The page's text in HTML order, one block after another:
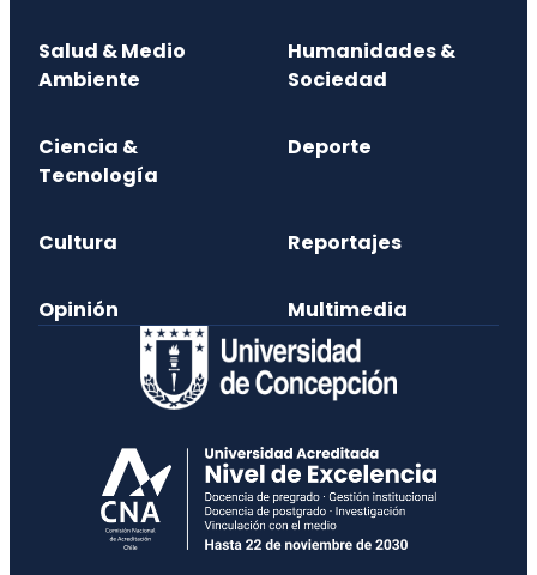
Salud & Medio
Ambiente
Humanidades &
Sociedad
Ciencia &
Tecnología
Deporte
Cultura Reportajes
Opinión Multimedia